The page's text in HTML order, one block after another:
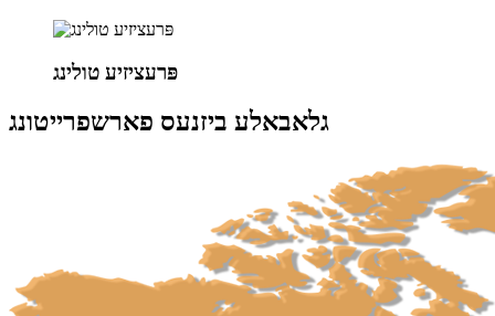
פּרעציזיע טולינג
גלאבאלע ביזנעס פארשפרייטונג